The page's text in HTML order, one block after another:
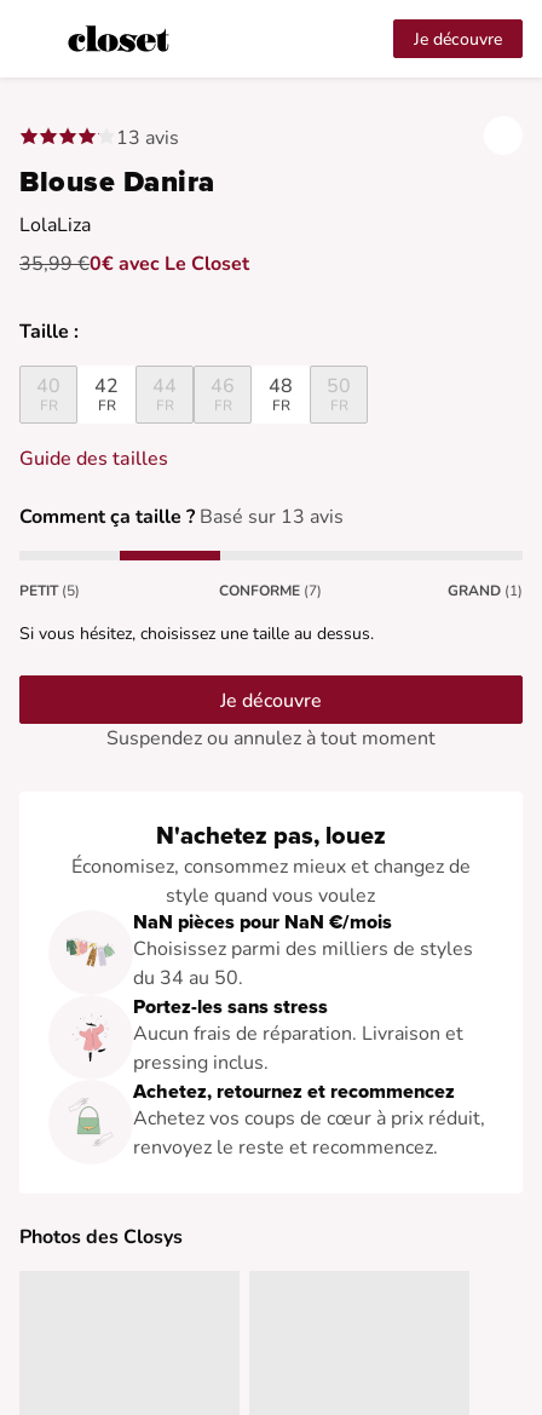
Je découvre
13 avis
Blouse Danira
LolaLiza
35,99 €0€ avec Le Closet
Taille :
40
FR
42
FR
44
FR
46
FR
48
FR
50
FR
Guide des tailles
Comment ça taille ? Basé sur 13 avis
PETIT (5) CONFORME (7) GRAND (1)
Si vous hésitez, choisissez une taille au dessus.
Je découvre
Suspendez ou annulez à tout moment
N'achetez pas, louez
Économisez, consommez mieux et changez de
style quand vous voulez
NaN pièces pour NaN €/mois
Choisissez parmi des milliers de styles
du 34 au 50.
Portez-les sans stress
Aucun frais de réparation. Livraison et
pressing inclus.
Achetez, retournez et recommencez
Achetez vos coups de cœur à prix réduit,
renvoyez le reste et recommencez.
Photos des Closys